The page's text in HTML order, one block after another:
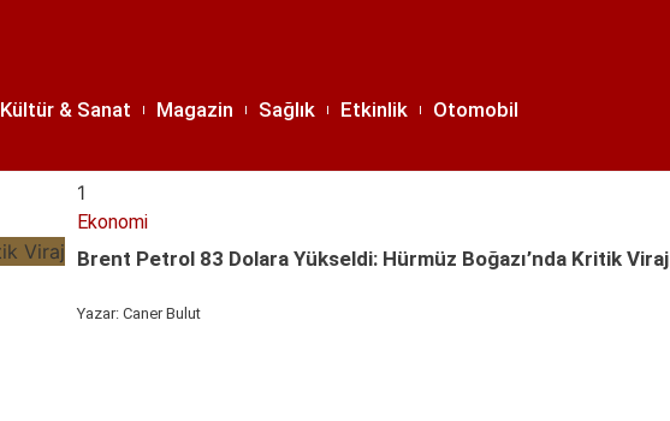
Kültür & Sanat Magazin Sağlık Etkinlik Otomobil
1
Ekonomi
Brent Petrol 83 Dolara Yükseldi: Hürmüz Boğazı’nda Kritik Viraj
Yazar: Caner Bulut